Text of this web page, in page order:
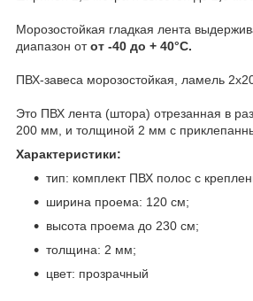
Морозостойкая гладкая лента
диапазон отот -40 до + 40°C.
ПВХ-завеса морозостойкая, ламель
Это ПВХ лента (штора) отрезанная в
200 мм, и толщиной 2 мм с
Характеристики:
тип: комплект ПВХ полос с
ширина проема: 120 см;
высота проема до 230 см;
толщина: 2 мм;
цвет: прозрачный